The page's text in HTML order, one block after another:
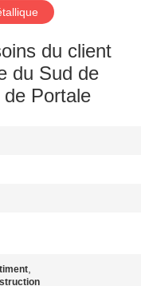
du client
du Sud de
Portale
,